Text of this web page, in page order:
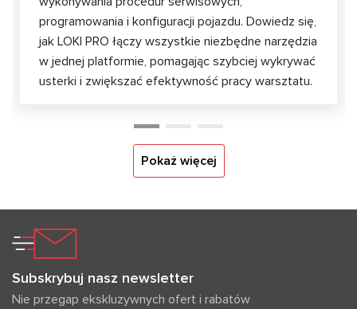
programowania i konfiguracji pojazdu. Dowiedz się,
jak LOKI PRO łączy wszystkie niezbędne narzędzia
w jednej platformie, pomagając szybciej wykrywać
usterki i zwiększać efektywność pracy warsztatu.
Pokaż więcej
Subskrybuj nasz newsletter
Nie przegap ekskluzywnych ofert i rabatów